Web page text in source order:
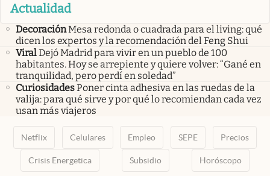
Actualidad
DecoraciónMesa redonda o cuadrada para el living: qué
dicen los expertos y la recomendación del Feng Shui
ViralDejó Madrid para vivir en un pueblo de 100
habitantes. Hoy se arrepiente y quiere volver: “Gané en
tranquilidad, pero perdí en soledad”
CuriosidadesPoner cinta adhesiva en las ruedas de la
valija: para qué sirve y por qué lo recomiendan cada vez
usan más viajeros
Netflix Celulares Empleo SEPE Precios
Crisis Energetica Subsidio Horóscopo